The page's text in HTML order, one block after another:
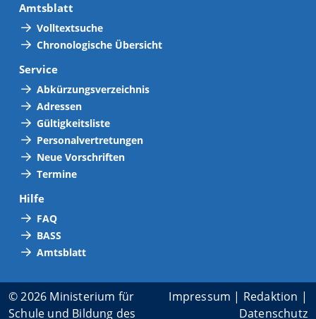
Amtsblatt
Volltextsuche
Chronologische Übersicht
Service
Abkürzungsverzeichnis
Adressen
Gültigkeitsliste
Personalvertretungen
Neue Vorschriften
Termine
Hilfe
FAQ
BASS
Amtsblatt
© 2026 Ministerium für
Schule und Bildung des
Impressum | Redaktion |
Datenschutz